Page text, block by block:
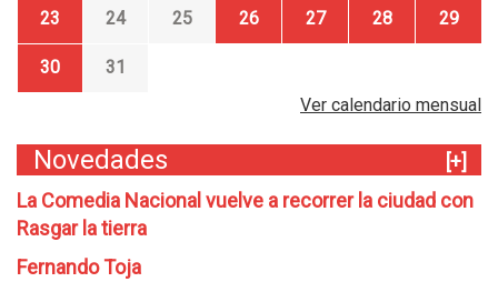
23 24 25 26 27 28 29
30
31
Ver calendario mensual
Novedades
[+]
La Comedia Nacional vuelve a recorrer la ciudad con
Rasgar la tierra
Fernando Toja